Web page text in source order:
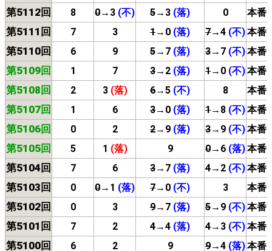
第5112回 8 0→3 (不) 5→3 (落) 0 本番
第5111回 7 3 1→0 (落) 7→4 (不)本番
第5110回 6 9 5→7 (落) 3→7 (不)本番
第5109回 1 7 3→2 (落) 1→0 (不)本番
第5108回 2 3 (落) 6→5 (不) 8 本番
第5107回 1 6 3→0 (落) 1→8 (不)本番
第5106回 0 2 2→9 (落) 3→9 (不)本番
第5105回 5 1 (落) 9 0→6 (落)本番
第5104回 7 6 3→7 (落) 4→2 (不)本番
第5103回 0 0→1 (落) 7→0 (不) 3 本番
第5102回 0 3 9→7 (落) 5→9 (不)本番
第5101回 7 2 4→4 (落) 4→3 (不)本番
第5100回 6 2 9 9→4 (落)本番